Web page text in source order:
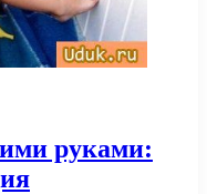
руками: